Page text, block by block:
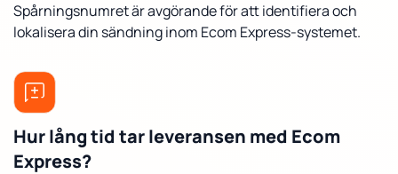
Spårningsnumret är avgörande för att identifiera och
lokalisera din sändning inom Ecom Express-systemet.
Hur lång tid tar leveransen med Ecom
Express?